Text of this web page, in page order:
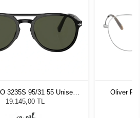
3235S 95/31 55 Unisex
Güneş Gözlüğü
19.145,00 TL
Oliver